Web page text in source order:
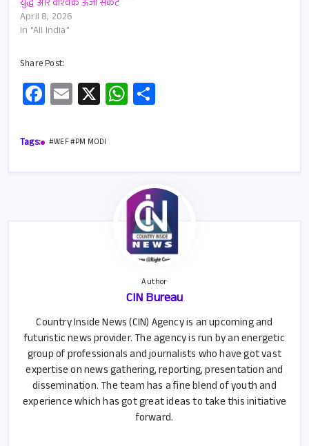
युद्ध और वैश्विक ऊर्जा संकट
April 8, 2026
In "All India"
Share Post:
Fa
ce
b
E
m
ail
X W
h
A
p
p
Tags: #WEF #PM MODI
Author
CIN Bureau
Country Inside News (CIN) Agency is an upcoming and
futuristic news provider. The agency is run by an energetic
group of professionals and journalists who have got vast
expertise on news gathering, reporting, presentation and
dissemination. The team has a fine blend of youth and
experience which has got great ideas to take this initiative
forward.